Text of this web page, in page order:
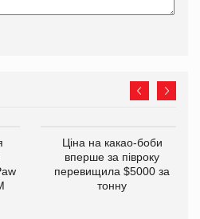
Ціна на какао-боби
вперше за півроку
перевищила $5000 за
тонну